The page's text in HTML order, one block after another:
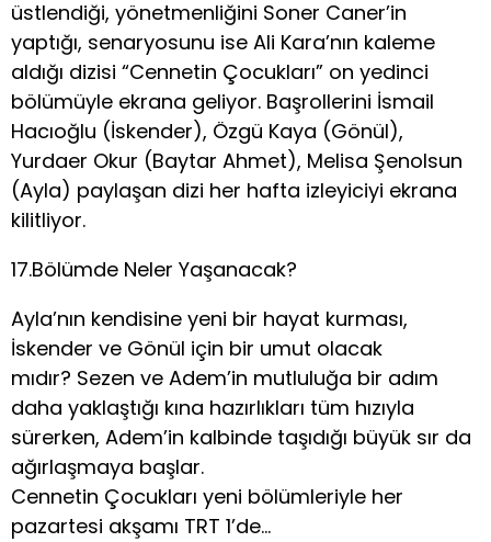
üstlendiği, yönetmenliğini Soner Caner’in
yaptığı, senaryosunu ise Ali Kara’nın kaleme
aldığı dizisi “Cennetin Çocukları” on yedinci
bölümüyle ekrana geliyor. Başrollerini İsmail
Hacıoğlu (İskender), Özgü Kaya (Gönül),
Yurdaer Okur (Baytar Ahmet), Melisa Şenolsun
(Ayla) paylaşan dizi her hafta izleyiciyi ekrana
kilitliyor.
17.Bölümde Neler Yaşanacak?
Ayla’nın kendisine yeni bir hayat kurması,
İskender ve Gönül için bir umut olacak
mıdır? Sezen ve Adem’in mutluluğa bir adım
daha yaklaştığı kına hazırlıkları tüm hızıyla
sürerken, Adem’in kalbinde taşıdığı büyük sır da
ağırlaşmaya başlar.
Cennetin Çocukları yeni bölümleriyle her
pazartesi akşamı TRT 1’de…